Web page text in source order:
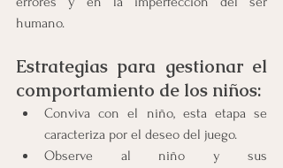
humano.
Estrategias para gestionar el
comportamiento de los niños:
Conviva con el niño, esta etapa se
caracteriza por el deseo del juego.
Observe al niño y sus